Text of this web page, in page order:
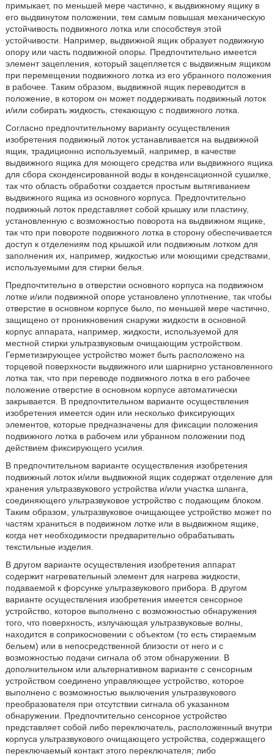
примыкает, по меньшей мере частично, к выдвижному ящику в
его выдвинутом положении, тем самым повышая механическую
устойчивость подвижного лотка или способствуя этой
устойчивости. Например, выдвижной ящик образует подвижную
опору или часть подвижной опоры. Предпочтительно имеется
элемент зацепления, который зацепляется с выдвижным ящиком
при перемещении подвижного лотка из его убранного положения
в рабочее. Таким образом, выдвижной ящик переводится в
положение, в котором он может поддерживать подвижный лоток
и/или собирать жидкость, стекающую с подвижного лотка.
Согласно предпочтительному варианту осуществления
изобретения подвижный лоток устанавливается на выдвижной
ящик, традиционно используемый, например, в качестве
выдвижного ящика для моющего средства или выдвижного ящика
для сбора сконденсированной воды в конденсационной сушилке,
так что область обработки создается простым вытягиванием
выдвижного ящика из основного корпуса. Предпочтительно
подвижный лоток представляет собой крышку или пластину,
установленную с возможностью поворота на выдвижном ящике,
так что при повороте подвижного лотка в сторону обеспечивается
доступ к отделениям под крышкой или подвижным лотком для
заполнения их, например, жидкостью или моющими средствами,
используемыми для стирки белья.
Предпочтительно в отверстии основного корпуса на подвижном
лотке и/или подвижной опоре установлено уплотнение, так чтобы
отверстие в основном корпусе было, по меньшей мере частично,
защищено от проникновения снаружи жидкости в основной
корпус аппарата, например, жидкости, используемой для
местной стирки ультразвуковым очищающим устройством.
Герметизирующее устройство может быть расположено на
торцевой поверхности выдвижного или шарнирно установленного
лотка так, что при переводе подвижного лотка в его рабочее
положение отверстие в основном корпусе автоматически
закрывается. В предпочтительном варианте осуществления
изобретения имеется один или несколько фиксирующих
элементов, которые предназначены для фиксации положения
подвижного лотка в рабочем или убранном положении под
действием фиксирующего усилия.
В предпочтительном варианте осуществления изобретения
подвижный лоток и/или выдвижной ящик содержат отделение для
хранения ультразвукового устройства и/или участка шланга,
соединяющего ультразвуковое устройство с подающим блоком.
Таким образом, ультразвуковое очищающее устройство может по
частям храниться в подвижном лотке или в выдвижном ящике,
когда нет необходимости предварительно обрабатывать
текстильные изделия.
В другом варианте осуществления изобретения аппарат
содержит нагревательный элемент для нагрева жидкости,
подаваемой к форсунке ультразвукового прибора. В другом
варианте осуществления изобретения имеется сенсорное
устройство, которое выполнено с возможностью обнаружения
того, что поверхность, излучающая ультразвуковые волны,
находится в соприкосновении с объектом (то есть стираемым
бельем) или в непосредственной близости от него и с
возможностью подачи сигнала об этом обнаружении. В
дополнительном или альтернативном варианте с сенсорным
устройством соединено управляющее устройство, которое
выполнено с возможностью выключения ультразвукового
преобразователя при отсутствии сигнала об указанном
обнаружении. Предпочтительно сенсорное устройство
представляет собой либо переключатель, расположенный внутри
корпуса ультразвукового очищающего устройства, содержащего
переключаемый контакт этого переключателя; либо